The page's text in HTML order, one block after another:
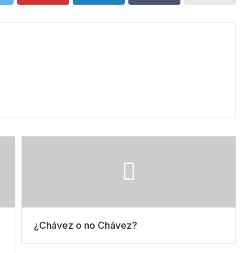
¿Chávez o no Chávez?